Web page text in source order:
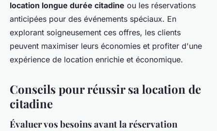
location longue durée citadine ou les réservations
anticipées pour des événements spéciaux. En
explorant soigneusement ces offres, les clients
peuvent maximiser leurs économies et profiter d'une
expérience de location enrichie et économique.
Conseils pour réussir sa location de
citadine
Évaluer vos besoins avant la réservation